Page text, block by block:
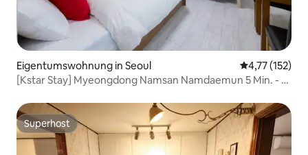
Eigentumswohnung in Seoul
4,77 (152)
[Kstar Stay] Myeongdong Namsan Namdaemun 5 Min. - R.
Superhost
Superhost